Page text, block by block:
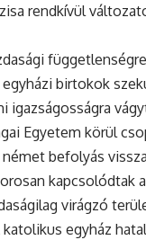
rendkívül
egyházi birtokok
igazságosságra
Egyetem körül
német befolyás
kapcsolódtak
virágzó
egyház